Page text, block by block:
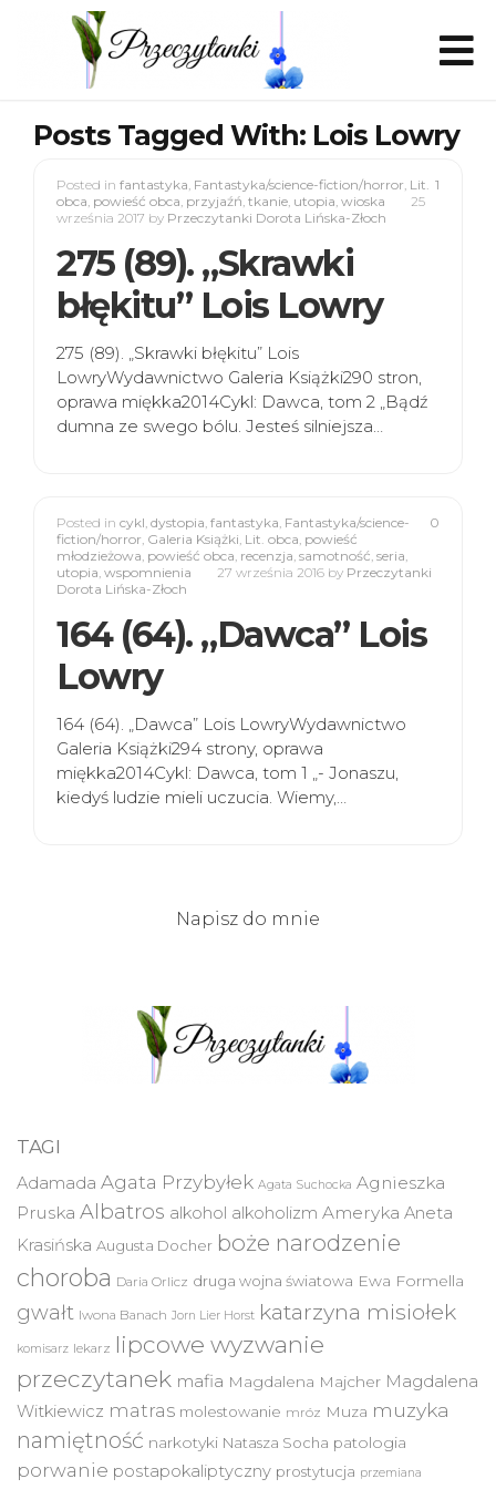
Posts Tagged With: Lois Lowry
1
Posted in fantastyka, Fantastyka/science-fiction/horror, Lit.
obca, powieść obca, przyjaźń, tkanie, utopia, wioska
25
września 2017 by Przeczytanki Dorota Lińska-Złoch
275 (89). „Skrawki
błękitu” Lois Lowry
275 (89). „Skrawki błękitu” Lois
LowryWydawnictwo Galeria Książki290 stron,
oprawa miękka2014Cykl: Dawca, tom 2 „Bądź
dumna ze swego bólu. Jesteś silniejsza…
0
Posted in cykl, dystopia, fantastyka, Fantastyka/science-
fiction/horror, Galeria Książki, Lit. obca, powieść
młodzieżowa, powieść obca, recenzja, samotność, seria,
utopia, wspomnienia 27 września 2016 by Przeczytanki
Dorota Lińska-Złoch
164 (64). „Dawca” Lois
Lowry
164 (64). „Dawca” Lois LowryWydawnictwo
Galeria Książki294 strony, oprawa
miękka2014Cykl: Dawca, tom 1 „- Jonaszu,
kiedyś ludzie mieli uczucia. Wiemy,…
Napisz do mnie
TAGI
Adamada Agata Przybyłek Agata Suchocka Agnieszka
Pruska Albatros alkohol alkoholizm Ameryka Aneta
Krasińska Augusta Docher boże narodzenie
choroba Daria Orlicz druga wojna światowa Ewa Formella
gwałt Iwona Banach Jorn Lier Horst katarzyna misiołek
komisarz lekarz lipcowe wyzwanie
przeczytanek mafia Magdalena Majcher Magdalena
Witkiewicz matras molestowanie mróz Muza muzyka
namiętność narkotyki Natasza Socha patologia
porwanie postapokaliptyczny prostytucja przemiana